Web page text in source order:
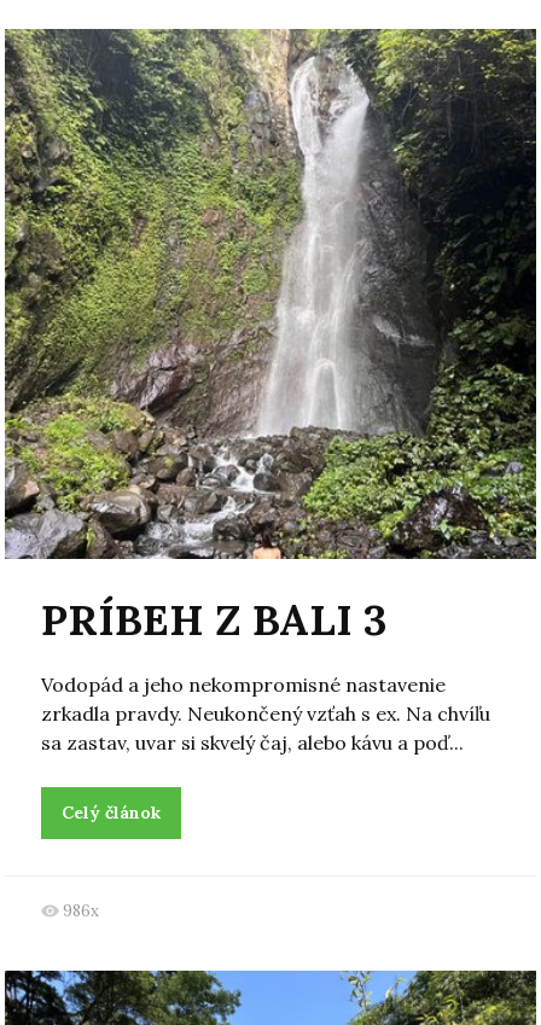
PRÍBEH Z BALI 3
Vodopád a jeho nekompromisné nastavenie
zrkadla pravdy. Neukončený vzťah s ex. Na chvíľu
sa zastav, uvar si skvelý čaj, alebo kávu a poď...
Celý článok
986x